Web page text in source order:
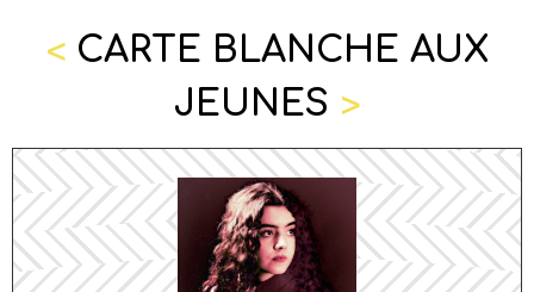
< CARTE BLANCHE AUX
JEUNES >